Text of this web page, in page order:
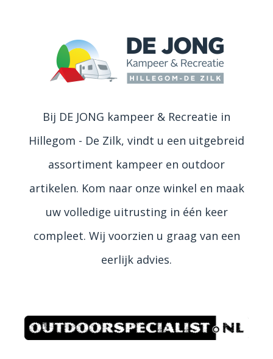
Bij DE JONG kampeer & Recreatie in
Hillegom - De Zilk, vindt u een uitgebreid
assortiment kampeer en outdoor
artikelen. Kom naar onze winkel en maak
uw volledige uitrusting in één keer
compleet. Wij voorzien u graag van een
eerlijk advies.